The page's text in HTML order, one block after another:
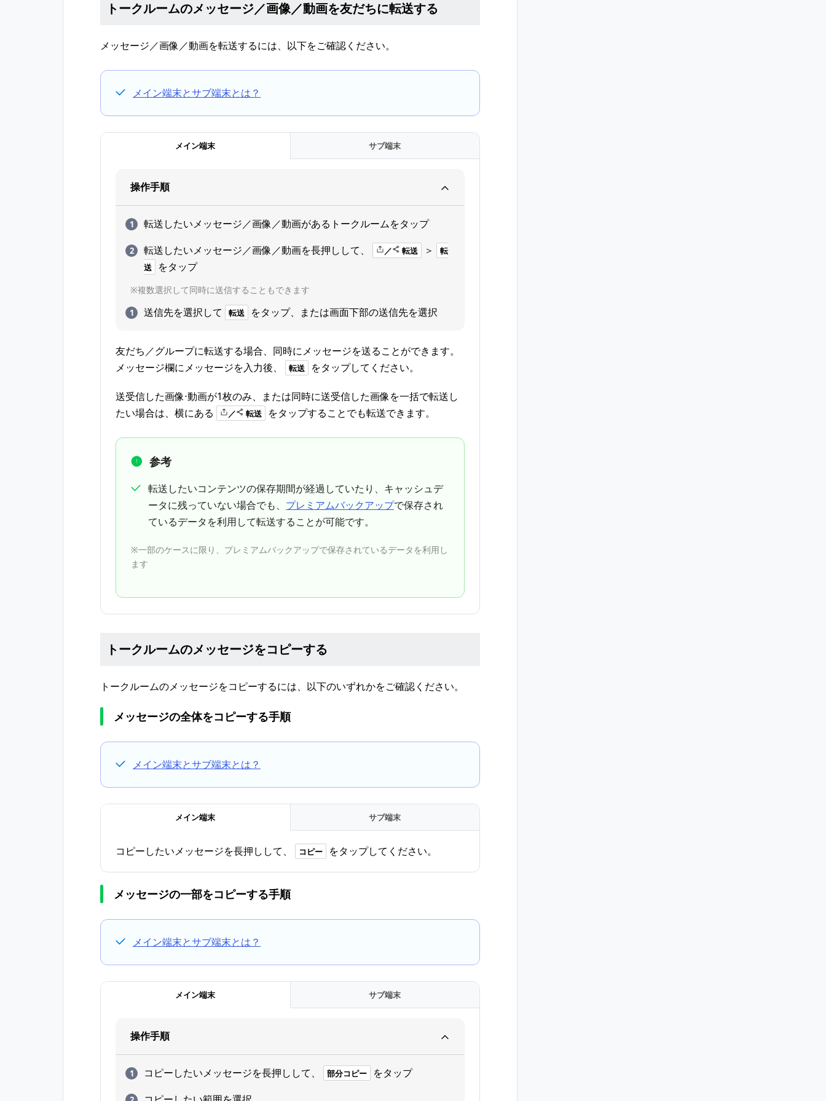
トークルームのメッセージ／画像／動画を友だちに転送する
メッセージ／画像／動画を転送するには、以下をご確認ください。
メイン端末とサブ端末とは？
メイン端末 サブ端末
操作手順
転送したいメッセージ／画像／動画があるトークルームをタップ
転送したいメッセージ／画像／動画を長押しして、
／ 転送 ＞
転
送
をタップ
※複数選択して同時に送信することもできます
送信先を選択して 転送 をタップ、または画面下部の送信先を選択
友だち／グループに転送する場合、同時にメッセージを送ることができます。
メッセージ欄にメッセージを入力後、
転送 をタップしてください。
送受信した画像⋅動画が1枚のみ、または同時に送受信した画像を一括で転送し
たい場合は、横にある
／ 転送 をタップすることでも転送できます。
参考
転送したいコンテンツの保存期間が経過していたり、キャッシュデ
ータに残っていない場合でも、 プレミアムバックアップで保存され
ているデータを利用して転送することが可能です。
※一部のケースに限り、プレミアムバックアップで保存されているデータを利用し
ます
トークルームのメッセージをコピーする
トークルームのメッセージをコピーするには、以下のいずれかをご確認ください。
メッセージの全体をコピーする手順
メイン端末とサブ端末とは？
メイン端末 サブ端末
コピーしたいメッセージを長押しして、 コピー をタップしてください。
メッセージの一部をコピーする手順
メイン端末とサブ端末とは？
メイン端末 サブ端末
操作手順
コピーしたいメッセージを長押しして、 部分コピー
をタップ